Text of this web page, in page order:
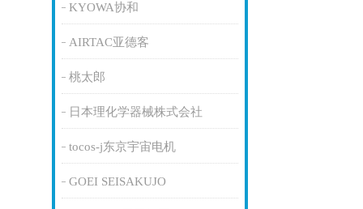
KYOWA协和
AIRTAC亚德客
桃太郎
日本理化学器械株式会社
tocos-j东京宇宙电机
GOEI SEISAKUJO